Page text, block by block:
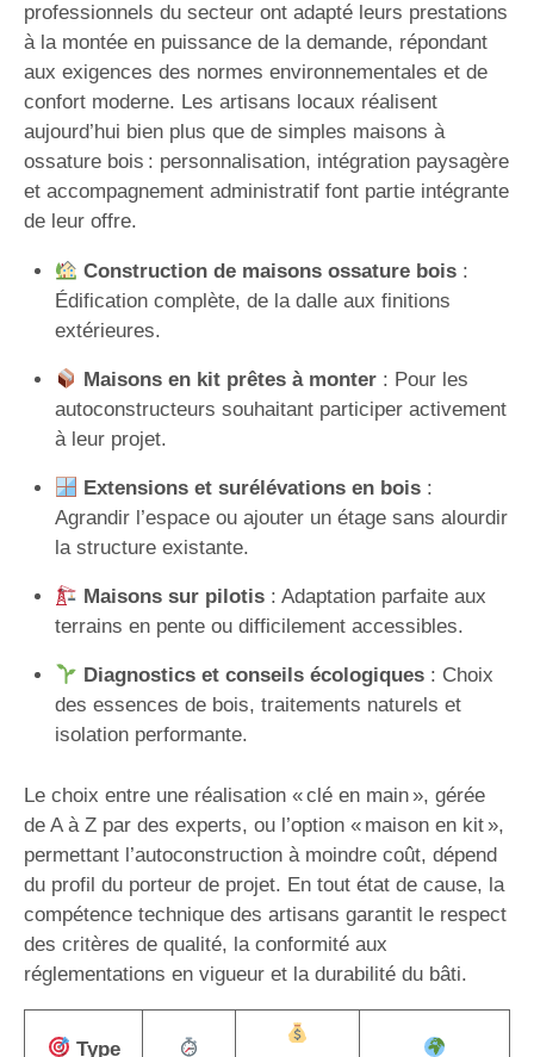
professionnels du secteur ont adapté leurs prestations
à la montée en puissance de la demande, répondant
aux exigences des normes environnementales et de
confort moderne. Les artisans locaux réalisent
aujourd’hui bien plus que de simples maisons à
ossature bois : personnalisation, intégration paysagère
et accompagnement administratif font partie intégrante
de leur offre.
Construction de maisons ossature bois:
Édification complète, de la dalle aux finitions
extérieures.
Maisons en kit prêtes à monter: Pour les
autoconstructeurs souhaitant participer activement
à leur projet.
Extensions et surélévations en bois:
Agrandir l’espace ou ajouter un étage sans alourdir
la structure existante.
Maisons sur pilotis: Adaptation parfaite aux
terrains en pente ou difficilement accessibles.
Diagnostics et conseils écologiques: Choix
des essences de bois, traitements naturels et
isolation performante.
Le choix entre une réalisation « clé en main », gérée
de A à Z par des experts, ou l’option « maison en kit »,
permettant l’autoconstruction à moindre coût, dépend
du profil du porteur de projet. En tout état de cause, la
compétence technique des artisans garantit le respect
des critères de qualité, la conformité aux
réglementations en vigueur et la durabilité du bâti.
Type